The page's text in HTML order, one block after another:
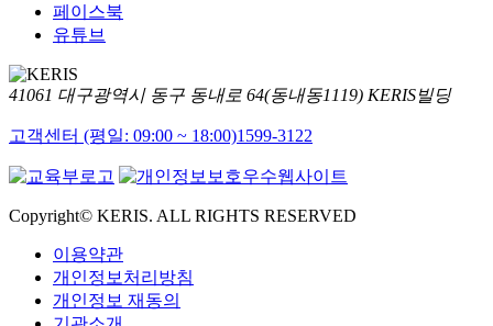
페이스북
유튜브
41061 대구광역시 동구 동내로 64(동내동1119) KERIS빌딩
고객센터 (평일: 09:00 ~ 18:00)1599-3122
Copyright© KERIS. ALL RIGHTS RESERVED
이용약관
개인정보처리방침
개인정보 재동의